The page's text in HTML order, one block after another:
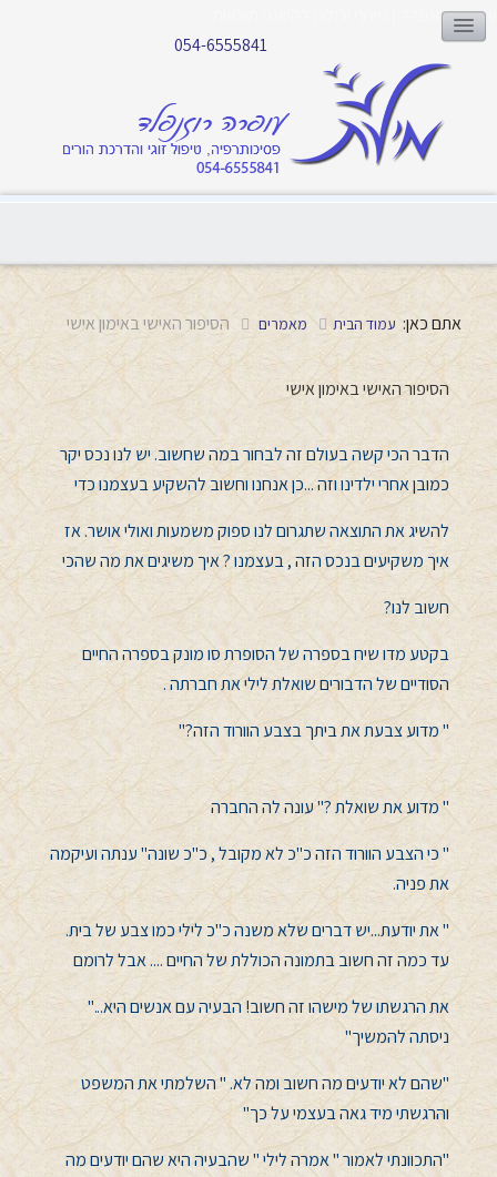
עופרה רוזנפלד | מינוף יכולות להשגת תוצאות
054-6555841
אתם כאן: עמוד הבית מאמרים הסיפור האישי באימון אישי
הסיפור האישי באימון אישי
הדבר הכי קשה בעולם זה לבחור במה שחשוב. יש לנו נכס יקר
כמובן אחרי ילדינו וזה ...כן אנחנו וחשוב להשקיע בעצמנו כדי
להשיג את התוצאה שתגרום לנו ספוק משמעותואולי אושר.אז
איך משקיעים בנכס הזה , בעצמנו ?איך משיגים את מה שהכי
חשוב לנו?
בקטע מדו שיח בספרה של הסופרת סו מונק בספרה החיים
הסודיים של הדבורים שואלת לילי את חברתה .
" מדוע צבעת את ביתך בצבע הוורוד הזה?"
" מדוע את שואלת ?" עונה לה החברה
" כי הצבע הוורוד הזה כ"כ לא מקובל , כ"כ שונה" ענתה ועיקמה
את פניה.
" את יודעת...יש דברים שלא משנה כ"כ לילי כמו צבע של בית.
עד כמה זה חשוב בתמונה הכוללת של החיים .... אבל לרומם
את הרגשתו של מישהו זה חשוב! הבעיה עם אנשים היא..."
ניסתה להמשיך"
"שהם לא יודעים מה חשוב ומה לא. " השלמתי את המשפט
והרגשתי מיד גאה בעצמי על כך"
"התכוונתי לאמור " אמרה לילי " שהבעיה היא שהם יודעים מה